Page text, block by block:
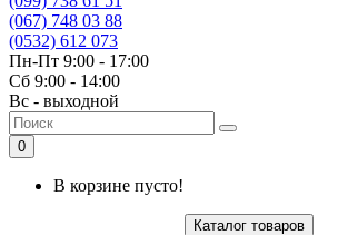
(067) 748 03 88
(0532) 612 073
Пн-Пт 9:00 - 17:00
Сб 9:00 - 14:00
Вс - выходной
0
В корзине пусто!
Каталог товаров